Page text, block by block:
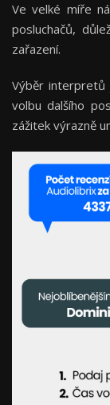
Ve velké míře
posluchačů,
zařazení.
Výběr interpretů
volbu dalšího
zážitek výrazně